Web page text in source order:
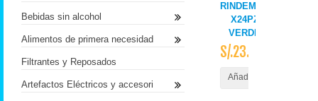
RINDEMAX
X24PZ
VERDE
S/.23.50
Añadir al Carrito
Bebidas sin alcohol
Alimentos de primera necesidad
Filtrantes y Reposados
Artefactos Eléctricos y accesori